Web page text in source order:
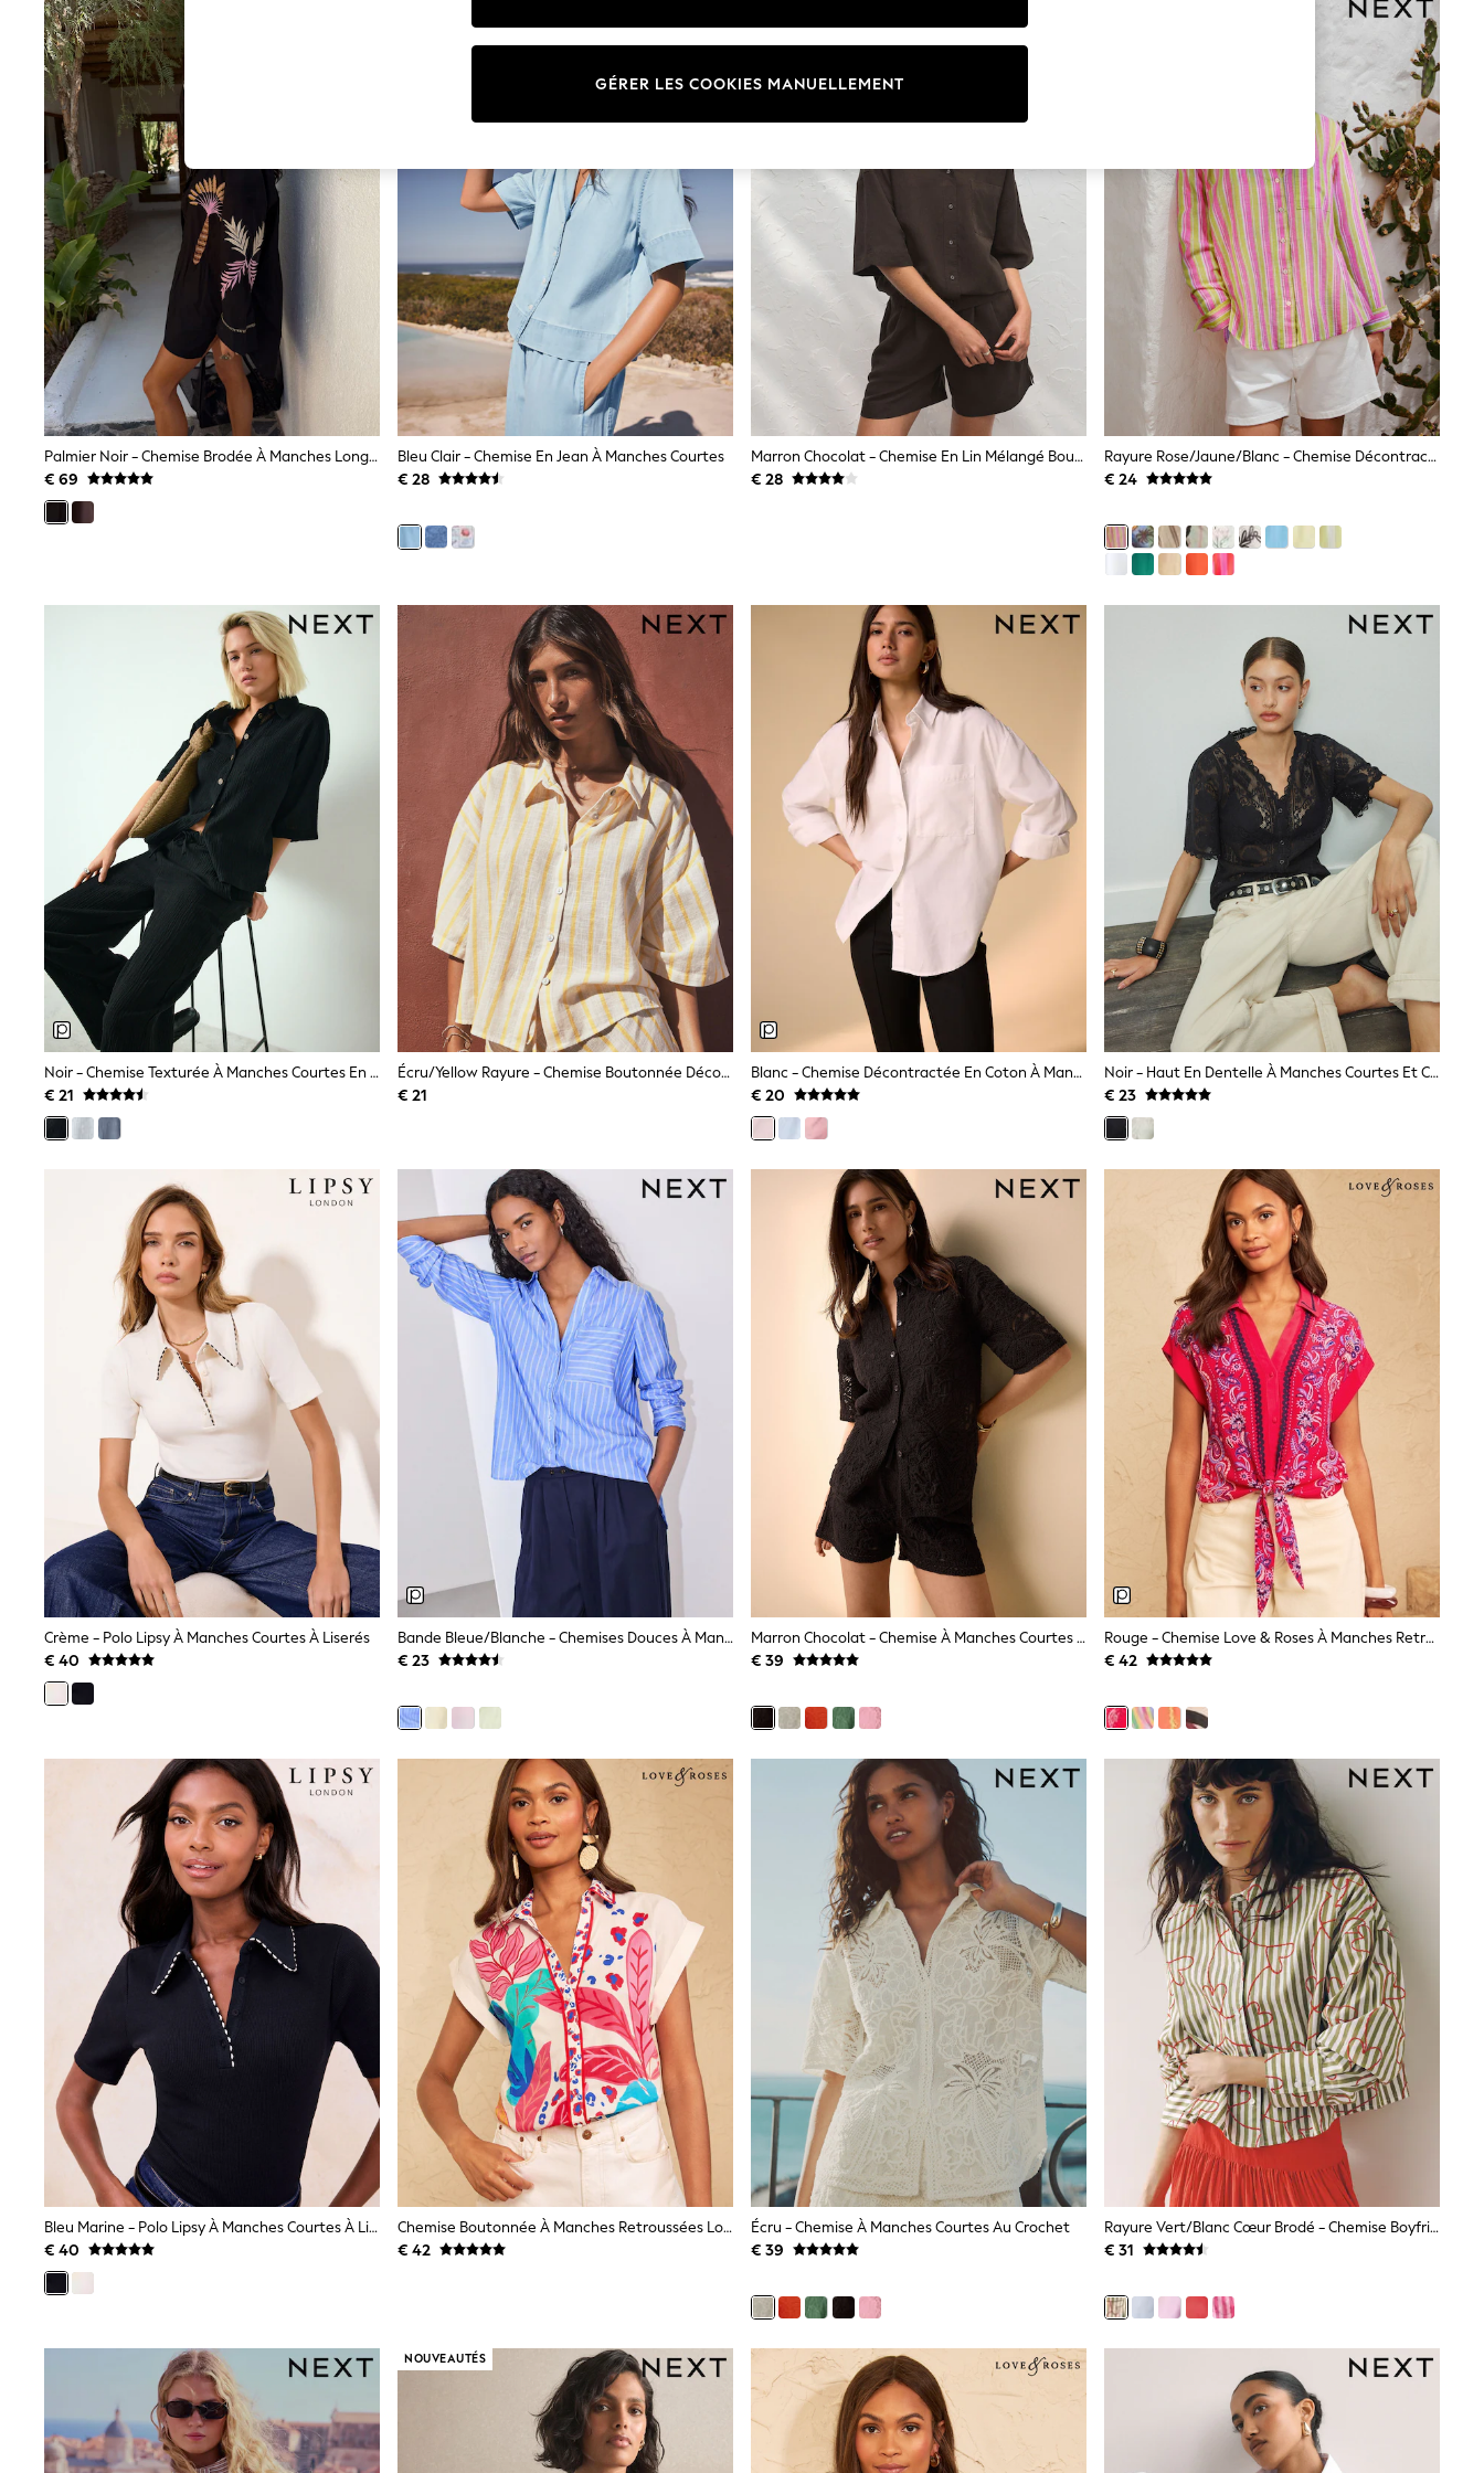
Sunglasses
Men's Holiday Shop
All Swimwear
Accessories
Bags & Luggage
Footwear
Linen Collection
Loafers
Polo Shirts
Sandals & Flipflops
Shirts
Shorts
Sunglasses
T-Shirts
Vests
Boys Holiday Shop
All Swimwear
Ponchos & Toweling sets
Sun Hats & Caps
Polo Shirts
Rash Vests
Sandals & Sliders
Shirts
Shorts
Tops & T-Shirts
Girls Holiday Shop
Beach Dresses & Kaftans
Sun Hats & Caps
Jumpsuits & Playsuits
Rash Vests
Sandals & Sliders
Shorts
Skirts
Sunglasses
Sunsafe Swimwear
Tops & T-Shirts
Baby Holiday Shop
Baby Travel Accessories
All Accessories
Beach Bags
Beach Towels
Birkenstock
Crocs
Havaianas
Pour Moi
Rayban
Skechers
GIRLS
Trending: Top & Short Sets
Trending: Clogs
Toy Story
THE SET
50 - 92cm
98 - 110cm
116 - 134cm
140 - 174cm
All Clothing
T-Shirts
Dresses
Shorts & Skirts
Coats & Jackets
Sweatshirts & Hoodies
Knitwear
Trousers & Leggings
Sets & Outfits
Tops
Nightwear & Pyjamas
Jumpsuits & Playsuits
Jeans
Shirts & Blouses
Swimwear
Sportswear
All Holiday Shop
Dresses
Shorts
Skirts
Sandals & Sliders
Rash Vests
Sun Safe Swimwear
Sun Hats & Caps
Denim Jackets
Raincoats
Waterproof
Shackets
Gilets
Fleeces
Teddy Borg
Puffers
Snowsuits
All Footwear
New In
Boots
Half Sizes
Slippers
Trainers
Wellies
All Underwear
Robes
Socks & Tights
All Bags & Accessories
Palmier Noir - Chemise Brodée À Manches Longues Never Fully Dressed
€ 69
Bleu Clair - Chemise En Jean À Manches Courtes
€ 28
Marron Chocolat - Chemise En Lin Mélangé Boutonnée
€ 28
Rayure Rose/jaune/blanc - Chemise Décontractée À Manches Longues Avec Lin
€ 24
Noir - Chemise Texturée À Manches Courtes En Lin
€ 21
Écru/Yellow Rayure - Chemise Boutonnée Décontractée Avec Lin
€ 21
Blanc - Chemise Décontractée En Coton À Manches Longues
€ 20
Noir - Haut En Dentelle À Manches Courtes Et Col En V
€ 23
Crème - Polo Lipsy À Manches Courtes À Liserés
€ 40
Bande Bleue/blanche - Chemises Douces À Manches Longues Décontractées
€ 23
Marron Chocolat - Chemise À Manches Courtes Au Crochet
€ 39
Rouge - Chemise Love & Roses À Manches Retroussées Nouée Sur Le Devant
€ 42
Bleu Marine - Polo Lipsy À Manches Courtes À Liserés
€ 40
Chemise Boutonnée À Manches Retroussées Love & Roses
€ 42
Écru - Chemise À Manches Courtes Au Crochet
€ 39
Rayure Vert/Blanc Cœur Brodé - Chemise Boyfriend Oversize Courte
€ 31
NOUVEAUTÉS
GÉRER LES COOKIES MANUELLEMENT